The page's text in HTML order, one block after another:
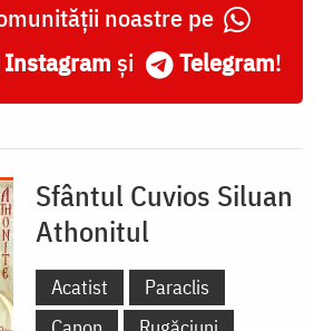
noastre pe
Instagram și Telegram!
Sfântul Cuvios Siluan
Athonitul
Acatist
Paraclis